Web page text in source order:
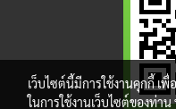
เว็บไซต์นี้มีการใช้งานคุกกี้
ในการใช้งานเว็บไซต์ของท่า